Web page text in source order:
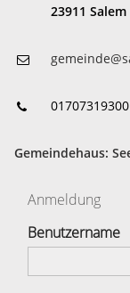
23911 Salem
01707319300
Gemeindehaus:
Anmeldung
Benutzername